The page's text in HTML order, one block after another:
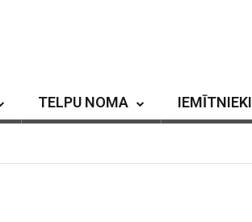
TELPU NOMA IEMĪTNIEKI